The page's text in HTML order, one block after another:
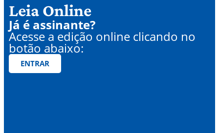
Leia Online
Já é assinante?
Acesse a edição online clicando no
botão abaixo:
ENTRAR